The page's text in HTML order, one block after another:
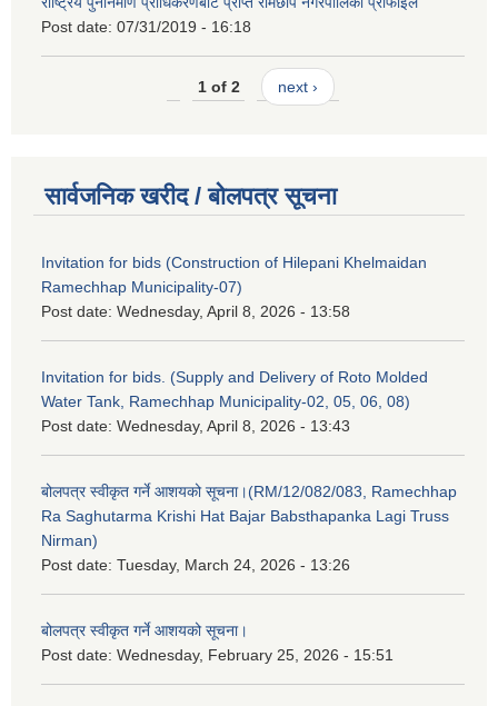
Post date: 07/31/2019 - 16:18
1 of 2 next ›
सार्वजनिक खरीद / बोलपत्र सूचना
Invitation for bids (Construction of Hilepani Khelmaidan
Ramechhap Municipality-07)
Post date: Wednesday, April 8, 2026 - 13:58
Invitation for bids. (Supply and Delivery of Roto Molded
Water Tank, Ramechhap Municipality-02, 05, 06, 08)
Post date: Wednesday, April 8, 2026 - 13:43
बोलपत्र स्वीकृत गर्ने आशयको सूचना।(RM/12/082/083, Ramechhap
Ra Saghutarma Krishi Hat Bajar Babsthapanka Lagi Truss
Nirman)
Post date: Tuesday, March 24, 2026 - 13:26
बोलपत्र स्वीकृत गर्ने आशयको सूचना।
Post date: Wednesday, February 25, 2026 - 15:51